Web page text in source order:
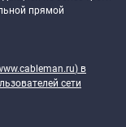
прямой
) в
сети